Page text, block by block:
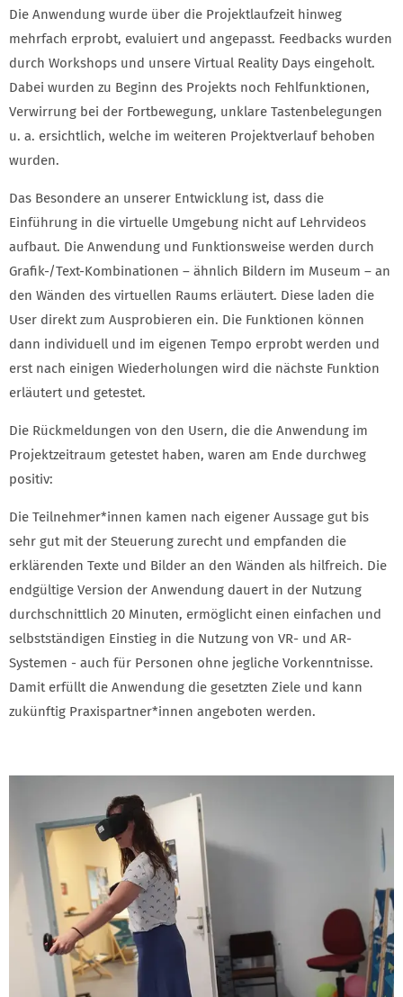
Die Anwendung wurde über die Projektlaufzeit hinweg
mehrfach erprobt, evaluiert und angepasst. Feedbacks wurden
durch Workshops und unsere Virtual Reality Days eingeholt.
Dabei wurden zu Beginn des Projekts noch Fehlfunktionen,
Verwirrung bei der Fortbewegung, unklare Tastenbelegungen
u. a. ersichtlich, welche im weiteren Projektverlauf behoben
wurden.
Das Besondere an unserer Entwicklung ist, dass die
Einführung in die virtuelle Umgebung nicht auf Lehrvideos
aufbaut. Die Anwendung und Funktionsweise werden durch
Grafik-/Text-Kombinationen – ähnlich Bildern im Museum – an
den Wänden des virtuellen Raums erläutert. Diese laden die
User direkt zum Ausprobieren ein. Die Funktionen können
dann individuell und im eigenen Tempo erprobt werden und
erst nach einigen Wiederholungen wird die nächste Funktion
erläutert und getestet.
Die Rückmeldungen von den Usern, die die Anwendung im
Projektzeitraum getestet haben, waren am Ende durchweg
positiv:
Die Teilnehmer*innen kamen nach eigener Aussage gut bis
sehr gut mit der Steuerung zurecht und empfanden die
erklärenden Texte und Bilder an den Wänden als hilfreich. Die
endgültige Version der Anwendung dauert in der Nutzung
durchschnittlich 20 Minuten, ermöglicht einen einfachen und
selbstständigen Einstieg in die Nutzung von VR- und AR-
Systemen - auch für Personen ohne jegliche Vorkenntnisse.
Damit erfüllt die Anwendung die gesetzten Ziele und kann
zukünftig Praxispartner*innen angeboten werden.